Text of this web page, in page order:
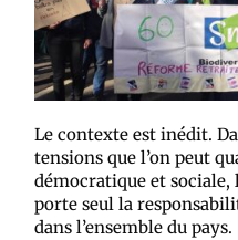
Le contexte est inédit.
tensions que l’on peut
démocratique et sociale,
porte seul la
dans l’ensemble du pays.